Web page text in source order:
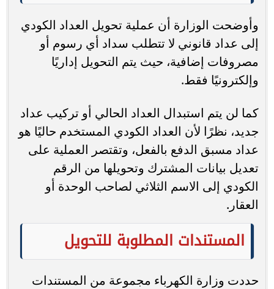
وأوضحت الوزارة أن عملية تحويل العداد الكودي
إلى عداد قانوني لا تتطلب سداد أي رسوم أو
مصروفات إضافية، حيث يتم التحويل إداريًا
وإلكترونيًا فقط.
كما لن يتم استبدال العداد الحالي أو تركيب عداد
جديد، نظرًا لأن العداد الكودي المستخدم حاليًا هو
عداد مسبق الدفع بالفعل، وتقتصر العملية على
تعديل بيانات المشترك وتحويلها من الرقم
الكودي إلى الاسم الثلاثي لصاحب الوحدة أو
العقار.
المستندات المطلوبة للتحويل
حددت وزارة الكهرباء مجموعة من المستندات